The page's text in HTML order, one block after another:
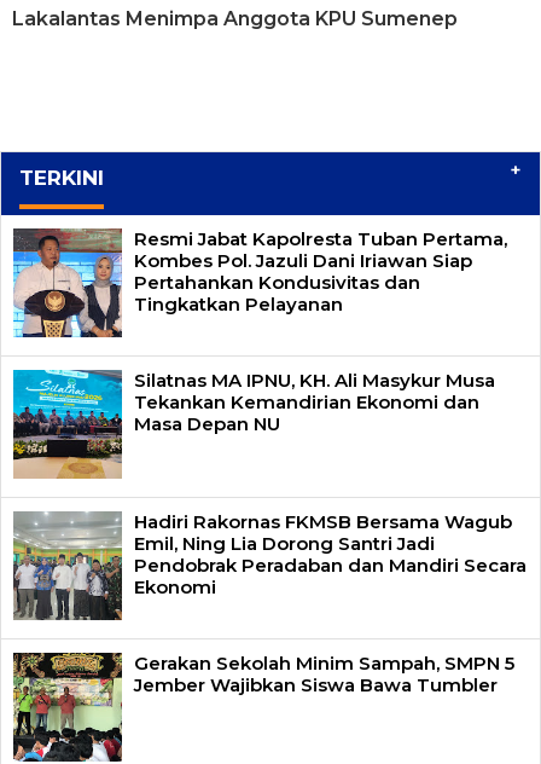
Lakalantas Menimpa Anggota KPU Sumenep
TERKINI +
Resmi Jabat Kapolresta Tuban Pertama,
Kombes Pol. Jazuli Dani Iriawan Siap
Pertahankan Kondusivitas dan
Tingkatkan Pelayanan
Silatnas MA IPNU, KH. Ali Masykur Musa
Tekankan Kemandirian Ekonomi dan
Masa Depan NU
Hadiri Rakornas FKMSB Bersama Wagub
Emil, Ning Lia Dorong Santri Jadi
Pendobrak Peradaban dan Mandiri Secara
Ekonomi
Gerakan Sekolah Minim Sampah, SMPN 5
Jember Wajibkan Siswa Bawa Tumbler